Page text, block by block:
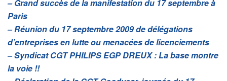
– Grand succès de la manifestation du 17 septembre à
Paris
– Réunion du 17 septembre 2009 de délégations
d’entreprises en lutte ou menacées de licenciements
– Syndicat CGT PHILIPS EGP DREUX : La base montre
la voie !!